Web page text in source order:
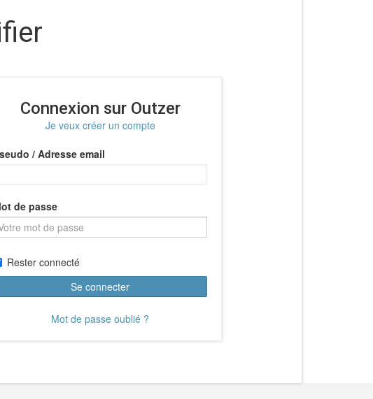
Connexion sur Outzer
Je veux créer un compte
/ Adresse email
de passe
Rester connecté
Se connecter
Mot de passe oublié ?